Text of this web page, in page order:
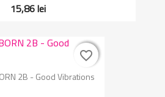
15,86 lei
2B - Good Vibrations
favorite_border
favorite_border